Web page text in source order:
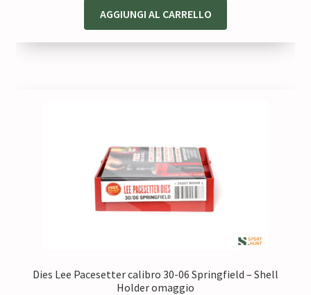
originale
era:
attuale
è:
AGGIUNGI AL CARRELLO
Dies Lee Pacesetter calibro 30-06 Springfield – Shell
Holder omaggio